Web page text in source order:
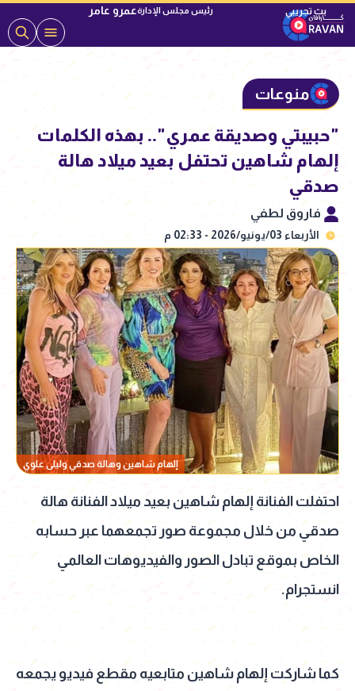
رئيس مجلس الإدارةعمرو عامر
منوعات
"حبيبتي وصديقة عمري".. بهذه الكلمات
إلهام شاهين تحتفل بعيد ميلاد هالة
صدقي
فاروق لطفي
الأربعاء 03/يونيو/2026 - 02:33 م
إلهام شاهين وهالة صدقي وليلى علوي
احتفلت الفنانة إلهام شاهين بعيد ميلاد الفنانة هالة
صدقي من خلال مجموعة صور تجمعهما عبر حسابه
الخاص بموقع تبادل الصور والفيديوهات العالمي
انستجرام.
كما شاركت إلهام شاهين متابعيه مقطع فيديو يجمعه